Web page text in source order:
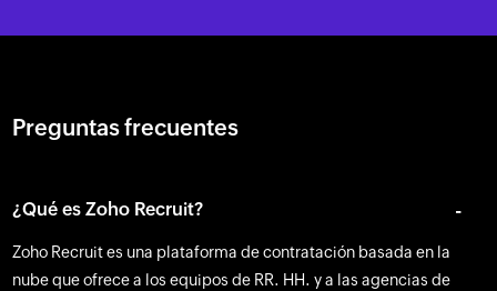
Preguntas frecuentes
¿Qué es Zoho Recruit?
Zoho Recruit es una plataforma de contratación basada en la
nube que ofrece a los equipos de RR. HH. y a las agencias de